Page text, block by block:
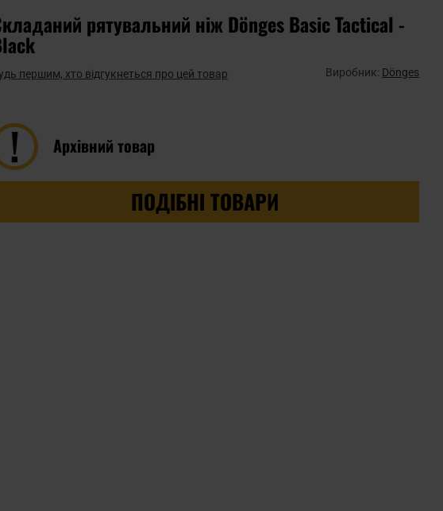
рятувальний ніж Dönges Basic Tactical -
першим, хто відгукнеться про цей товар Виробник: Dönges
Архівний товар
ПОДІБНІ ТОВАРИ